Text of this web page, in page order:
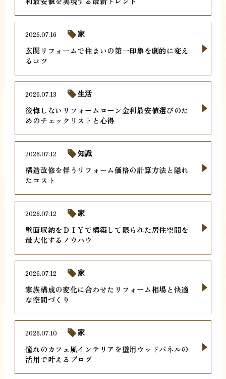
玄関リフォームで住まいの第一印象を劇的に変え
るコツ
2026.07.16 家
後悔しないリフォームローン金利最安値選びのた
めのチェックリストと心得
2026.07.13 生活
構造改修を伴うリフォーム価格の計算方法と隠れ
たコスト
2026.07.12 知識
壁面収納をＤＩＹで構築して限られた居住空間を
最大化するノウハウ
2026.07.12 家
家族構成の変化に合わせたリフォーム相場と快適
な空間づくり
2026.07.12 家
憧れのカフェ風インテリアを壁用ウッドパネルの
活用で叶えるブログ
2026.07.10 家